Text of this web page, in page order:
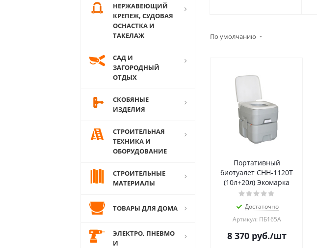
По умолчанию
Портативный
биотуалет СНН-1120Т
(10л+20л) Экомарка
Достаточно
Артикул: ПБ165А
8 370руб./шт
НЕРЖАВЕЮЩИЙ
КРЕПЕЖ, СУДОВАЯ
ОСНАСТКА И
ТАКЕЛАЖ
САД И
ЗАГОРОДНЫЙ
ОТДЫХ
СКОБЯНЫЕ
ИЗДЕЛИЯ
СТРОИТЕЛЬНАЯ
ТЕХНИКА И
ОБОРУДОВАНИЕ
СТРОИТЕЛЬНЫЕ
МАТЕРИАЛЫ
ТОВАРЫ ДЛЯ ДОМА
ЭЛЕКТРО, ПНЕВМО
И